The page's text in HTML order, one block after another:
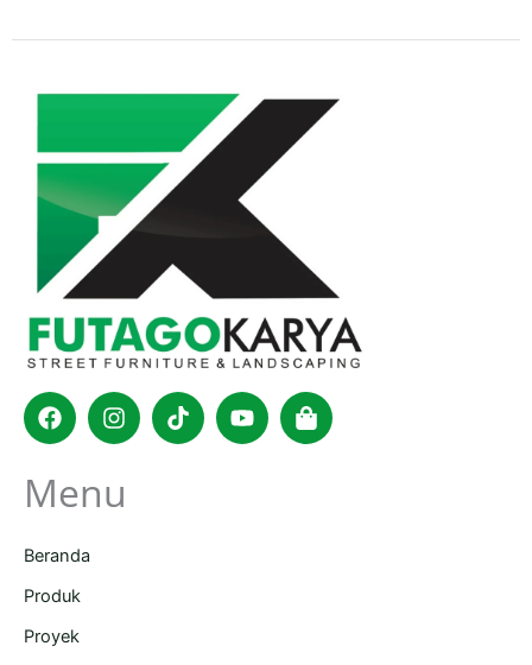
FacebookInstagram
TiktokYoutubeShopping-
bag
Menu
Beranda
Produk
Proyek